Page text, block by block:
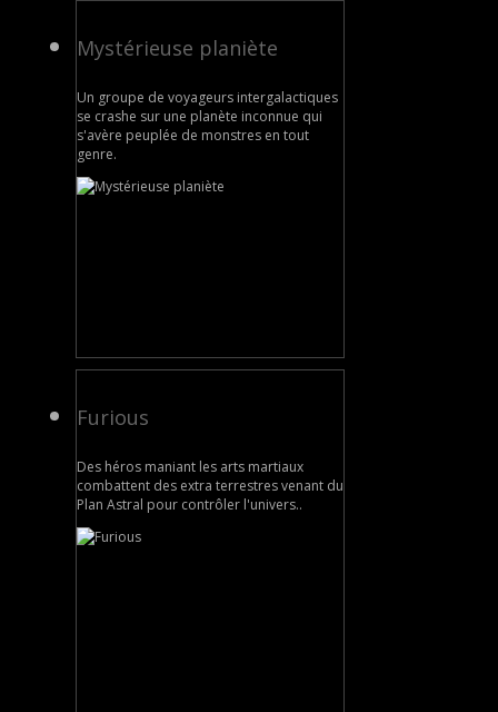
Mystérieuse planiète
Un groupe de voyageurs intergalactiques
se crashe sur une planète inconnue qui
s'avère peuplée de monstres en tout
genre.
Furious
Des héros maniant les arts martiaux
combattent des extra terrestres venant du
Plan Astral pour contrôler l'univers..